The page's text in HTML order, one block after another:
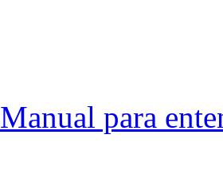
Manual para